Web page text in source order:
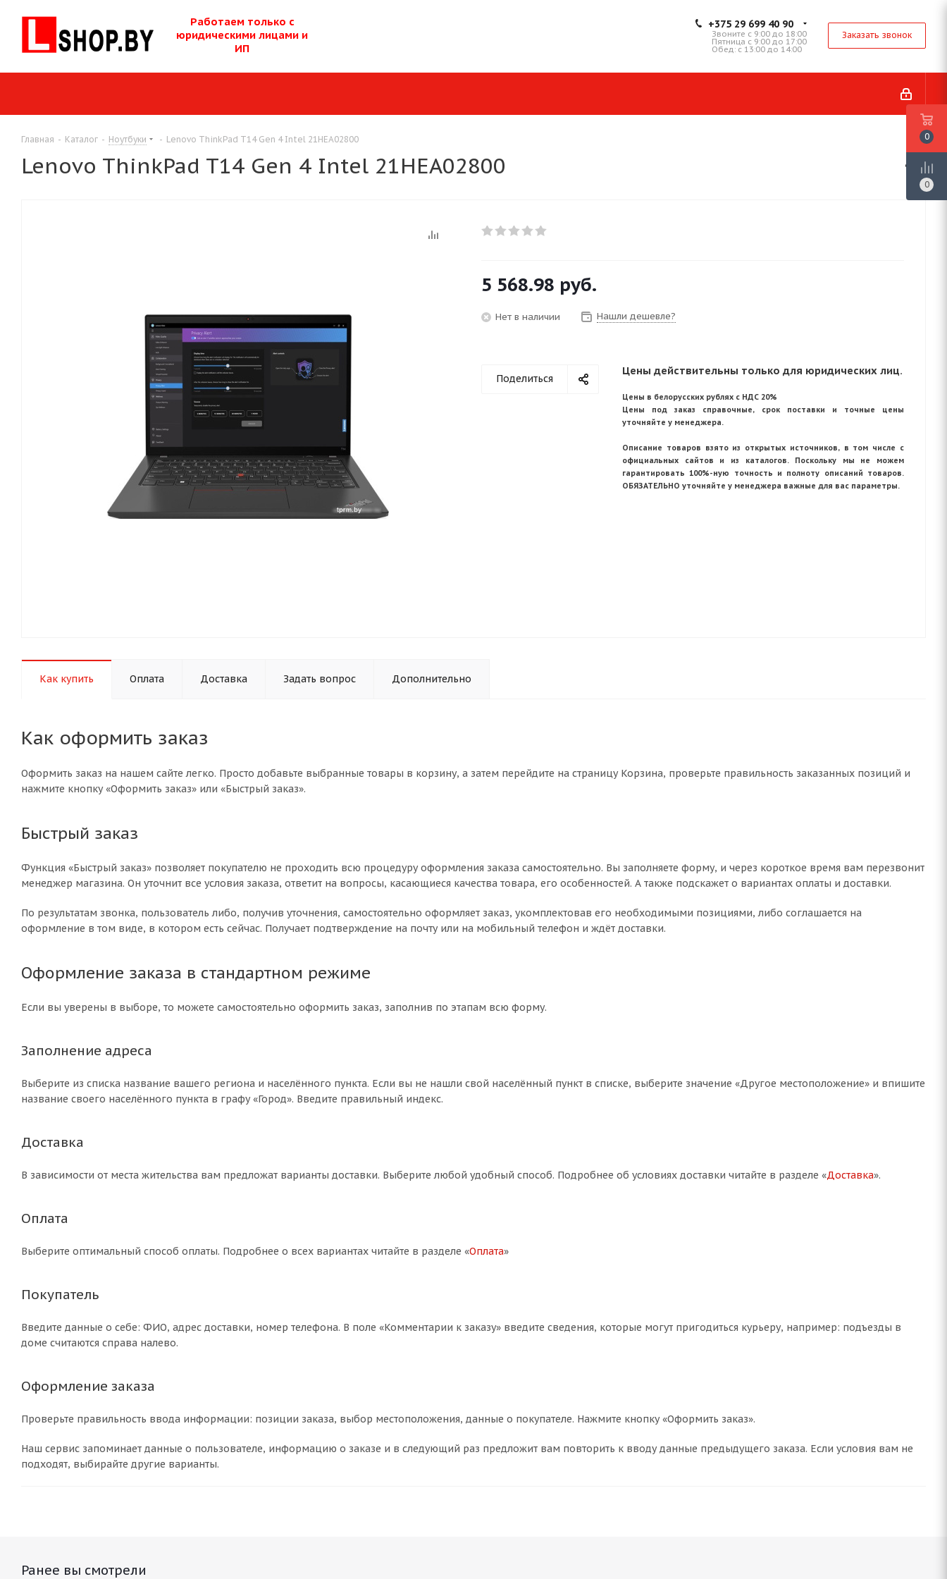
Работаем только с
юридическими лицами и
ИП
+375 29 699 40 90
Звоните с 9:00 до 18:00
Пятница с 9:00 до 17:00
Обед: с 13:00 до 14:00
Заказать звонок
Главная - Каталог - Ноутбуки - Lenovo ThinkPad T14 Gen 4 Intel 21HEA02800
Lenovo ThinkPad T14 Gen 4 Intel 21HEA02800
5 568.98 руб.
Нет в наличии Нашли дешевле?
Поделиться
Цены действительны только для юридических лиц.
Цены в белорусских рублях с НДС 20%
Цены под заказ справочные, срок поставки и точные цены
уточняйте у менеджера.
Описание товаров взято из открытых источников, в том числе с
официальных сайтов и из каталогов. Поскольку мы не можем
гарантировать 100%-ную точность и полноту описаний товаров.
ОБЯЗАТЕЛЬНО уточняйте у менеджера важные для вас параметры.
Как купить Оплата Доставка Задать вопрос Дополнительно
Как оформить заказ
Оформить заказ на нашем сайте легко. Просто добавьте выбранные товары в корзину, а затем перейдите на страницу Корзина, проверьте правильность заказанных позиций и
нажмите кнопку «Оформить заказ» или «Быстрый заказ».
Быстрый заказ
Функция «Быстрый заказ» позволяет покупателю не проходить всю процедуру оформления заказа самостоятельно. Вы заполняете форму, и через короткое время вам перезвонит
менеджер магазина. Он уточнит все условия заказа, ответит на вопросы, касающиеся качества товара, его особенностей. А также подскажет о вариантах оплаты и доставки.
По результатам звонка, пользователь либо, получив уточнения, самостоятельно оформляет заказ, укомплектовав его необходимыми позициями, либо соглашается на
оформление в том виде, в котором есть сейчас. Получает подтверждение на почту или на мобильный телефон и ждёт доставки.
Оформление заказа в стандартном режиме
Если вы уверены в выборе, то можете самостоятельно оформить заказ, заполнив по этапам всю форму.
Заполнение адреса
Выберите из списка название вашего региона и населённого пункта. Если вы не нашли свой населённый пункт в списке, выберите значение «Другое местоположение» и впишите
название своего населённого пункта в графу «Город». Введите правильный индекс.
Доставка
В зависимости от места жительства вам предложат варианты доставки. Выберите любой удобный способ. Подробнее об условиях доставки читайте в разделе «Доставка».
Оплата
Выберите оптимальный способ оплаты. Подробнее о всех вариантах читайте в разделе «Оплата»
Покупатель
Введите данные о себе: ФИО, адрес доставки, номер телефона. В поле «Комментарии к заказу» введите сведения, которые могут пригодиться курьеру, например: подъезды в
доме считаются справа налево.
Оформление заказа
Проверьте правильность ввода информации: позиции заказа, выбор местоположения, данные о покупателе. Нажмите кнопку «Оформить заказ».
Наш сервис запоминает данные о пользователе, информацию о заказе и в следующий раз предложит вам повторить к вводу данные предыдущего заказа. Если условия вам не
подходят, выбирайте другие варианты.
Ранее вы смотрели
0
0